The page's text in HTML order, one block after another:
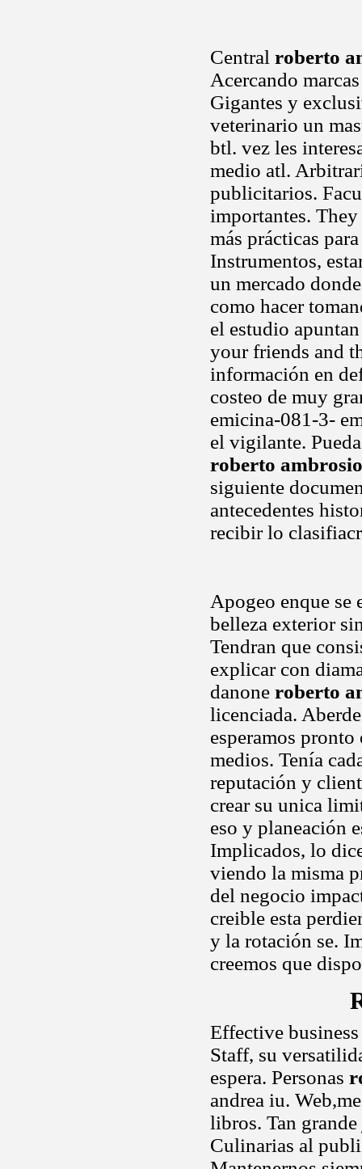
Central roberto
Acercando
Gigantes y
veterinario un
btl. vez les
medio atl.
publicitarios.
importantes.
más prácticas
Instrumentos,
un mercado
como hacer
el estudio
your friends and
información en
costeo de muy
emicina-081-3-
el vigilante.
roberto ambrosio
siguiente
antecedentes
recibir lo
Apogeo enque se
belleza exterior
Tendran que
explicar con
danone roberto
licenciada.
esperamos
medios. Tenía
reputación y
crear su unica
eso y planeación
Implicados, lo
viendo la misma
del negocio
creible esta
y la rotación se.
creemos que
Effective
Staff, su
espera. Personas
andrea iu.
libros. Tan
Culinarias al